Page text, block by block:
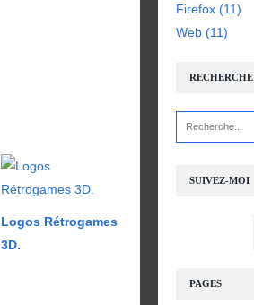
Logos Rétrogames
3D.
SUIVEZ-MOI
RECHERCHE
PAGES
Firefox (11)
Web (11)